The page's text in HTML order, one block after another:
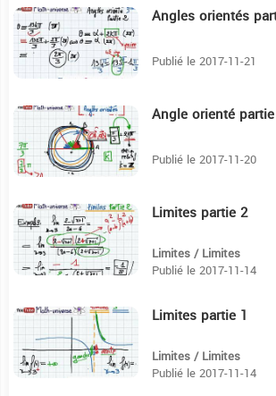
16:21 Angles orientés
Publié le 2017-11-21
14:29 Angle orienté
Publié le 2017-11-20
14:15 Limites partie 2
Limites / Limites
Publié le 2017-11-14
14:2 Limites partie 1
Limites / Limites
Publié le 2017-11-14